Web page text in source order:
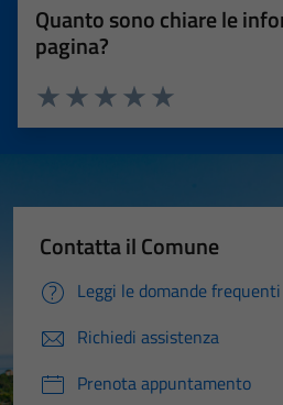
Quanto sono chiare le
pagina?
Valuta 5 stelle su
Valuta 4 stelle su 5
Valuta 3 stelle su 5
Valuta 2 stelle su 5
Valuta 1 stelle su 5
Contatta il Comune
Leggi le domande frequenti
Richiedi assistenza
Prenota appuntamento